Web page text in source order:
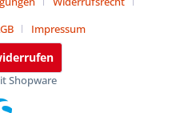
Impressum
Shopware